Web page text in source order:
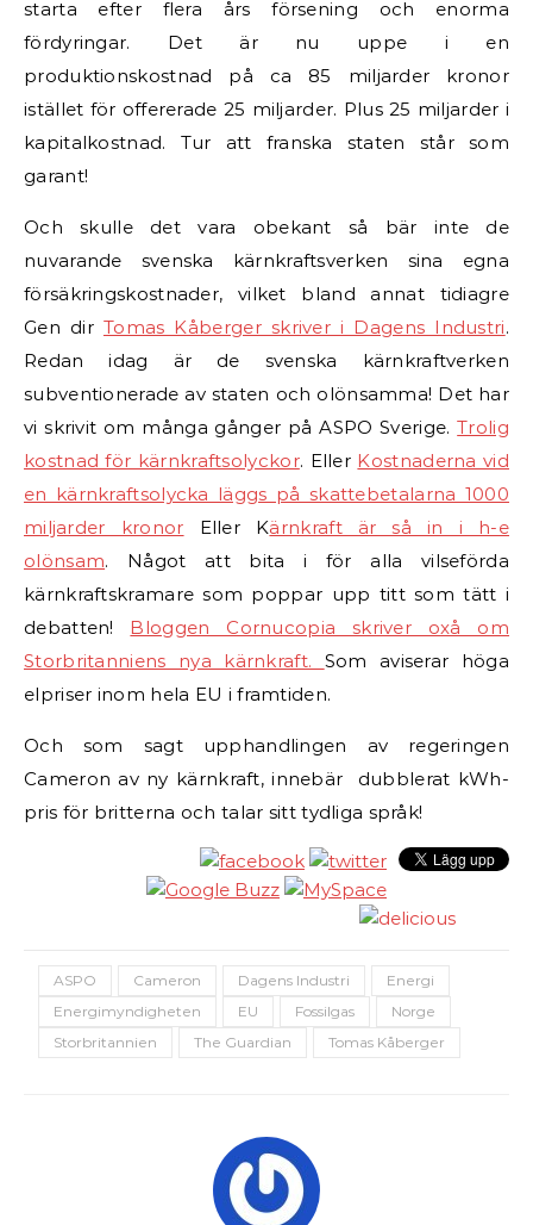
starta efter flera års försening och enorma
fördyringar. Det är nu uppe i en
produktionskostnad på ca 85 miljarder kronor
istället för offererade 25 miljarder. Plus 25 miljarder i
kapitalkostnad. Tur att franska staten står som
garant!
Och skulle det vara obekant så bär inte de
nuvarande svenska kärnkraftsverken sina egna
försäkringskostnader, vilket bland annat tidiagre
Gen dir Tomas Kåberger skriver i Dagens Industri.
Redan idag är de svenska kärnkraftverken
subventionerade av staten och olönsamma! Det har
vi skrivit om många gånger på ASPO Sverige.Trolig
kostnad för kärnkraftsolyckor. Eller Kostnaderna vid
en kärnkraftsolycka läggs på skattebetalarna 1000
miljarder kronor Eller Kärnkraft är så in i h-e
olönsam. Något att bita i för alla vilseförda
kärnkraftskramare som poppar upp titt som tätt i
debatten! Bloggen Cornucopia skriver oxå om
Storbritanniens nya kärnkraft. Som aviserar höga
elpriser inom hela EU i framtiden.
Och som sagt upphandlingen av regeringen
Cameron av ny kärnkraft, innebär dubblerat kWh-
pris för britterna och talar sitt tydliga språk!
ASPO Cameron Dagens Industri
Energi
Energimyndigheten
EU Fossilgas
Norge
Storbritannien
The Guardian Tomas Kåberger